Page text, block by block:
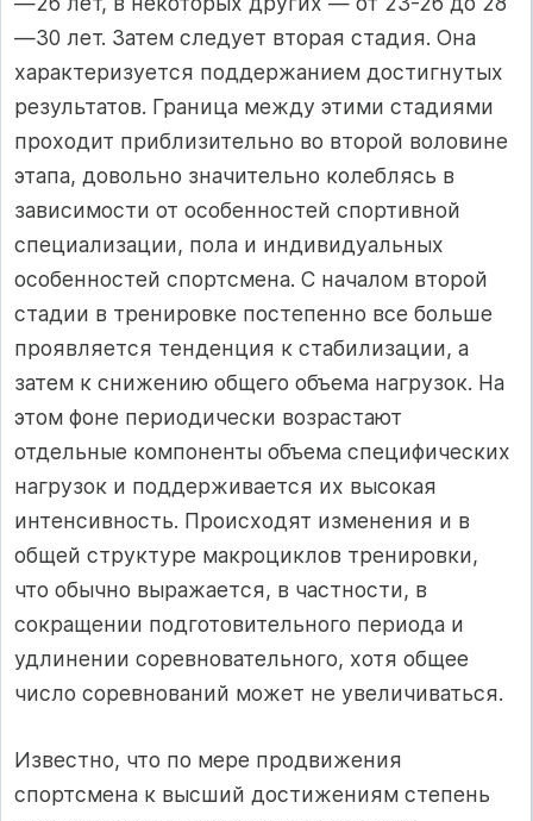
—30 лет. Затем следует вторая стадия. Она
характеризуется поддержанием достигнутых
результатов. Граница между этими стадиями
проходит приблизительно во второй воловине
этапа, довольно значительно колеблясь в
зависимости от особенностей спортивной
специализации, пола и индивидуальных
особенностей спортсмена. С началом второй
стадии в тренировке постепенно все больше
проявляется тенденция к стабилизации, а
затем к снижению общего объема нагрузок. На
этом фоне периодически возрастают
отдельные компоненты объема специфических
нагрузок и поддерживается их высокая
интенсивность. Происходят изменения и в
общей структуре макроциклов тренировки,
что обычно выражается, в частности, в
сокращении подготовительного периода и
удлинении соревновательного, хотя общее
число соревнований может не увеличиваться.
Известно, что по мере продвижения
спортсмена к высший достижениям степень